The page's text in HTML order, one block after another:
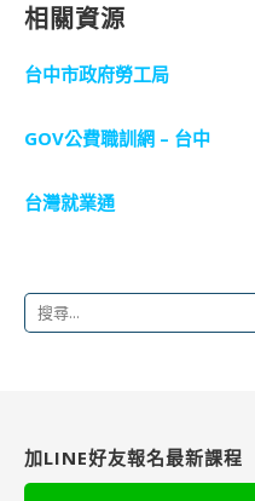
相關資源
台中市政府勞工局
GOV公費職訓網 – 台中
台灣就業通
搜
字:
加LINE好友報名最新課程